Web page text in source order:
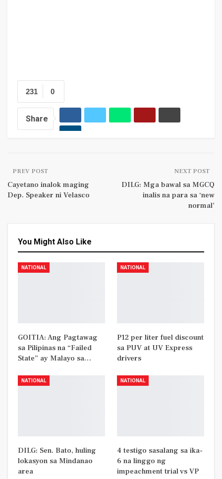
0
231
Share
PREV POST
Cayetano inalok maging
Dep. Speaker ni Velasco
NEXT POST
DILG: Mga bawal sa MGCQ
inalis na para sa ‘new
normal’
You Might Also Like
NATIONAL
GOITIA: Ang Pagtawag
sa Pilipinas na “Failed
State” ay Malayo sa…
NATIONAL
P12 per liter fuel discount
sa PUV at UV Express
drivers
NATIONAL
DILG: Sen. Bato, huling
lokasyon sa Mindanao
area
NATIONAL
4 testigo sasalang sa ika-
6 na linggo ng
impeachment trial vs VP